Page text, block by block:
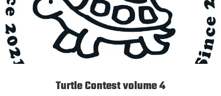
Programmes
WOD
Exercices
Turtle Contest volume 4